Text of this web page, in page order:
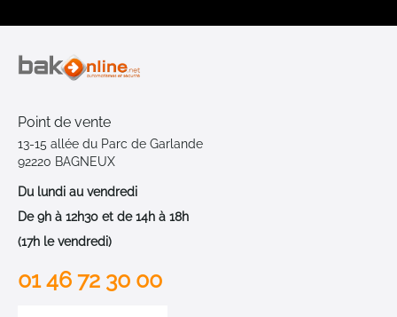
Point de vente
13-15 allée du Parc de Garlande
92220 BAGNEUX
Du lundi au vendredi
De 9h à 12h30 et de 14h à 18h
(17h le vendredi)
01 46 72 30 00